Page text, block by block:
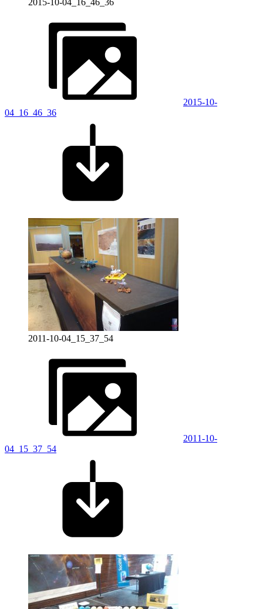
2015-10-04_16_46_36
2015-10-
04_16_46_36
2011-10-04_15_37_54
2011-10-
04_15_37_54